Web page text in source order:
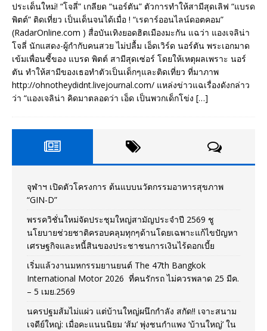
ประเด็นใหม่! “โจลี่” เกลียด “นอร์ตัน” ตัวการทำให้สามีสุดเลิฟ “แบรด
พิตต์” ติดเที่ยว เป็นเด็นจนได้เมื่อ ! “เรดาร์ออนไลน์ดอตคอม”
(RadarOnline.com ) สื่อบันเทิงยอดฮิตเมืองมะกัน แฉว่า แองเจลิน่า
โจลี่ นักแสดง-ผู้กำกับคนสวย ไม่ปลื้ม เอ็ดเวิร์ด นอร์ตัน พระเอกมาด
เข้มเพื่อนซี้ของ แบรด พิตต์ สามีสุดเซ่อร์ โดยให้เหตุผลเพราะ นอร์
ตัน ทำให้สามีของเธอทำตัวเป็นเด็กๆและติดเที่ยว ที่มาภาพ
http://ohnotheydidnt.livejournal.com/ แหล่งข่าวแฉเรื่องดังกล่าว
ว่า “แองเจลิน่า คิดมาตลอดว่า เอ็ด เป็นพวกเด็กโข่ง […]
จุฬาฯ เปิดตัวโครงการ ต้นแบบนวัตกรรมอาหารสุขภาพ
“GIN-D”
พรรควิชั่นใหม่จัดประชุมใหญ่สามัญประจำปี 2569 ชู
นโยบายช่วยชาติครอบคลุมทุกๆด้านโดยเฉพาะแก้ไขปัญหา
เศรษฐกิจและหนี้สินของประชาชนการเงินไร้ดอกเบี้ย
เริ่มแล้วงานมหกรรมยานยนต์ The 47th Bangkok
International Motor 2026 ที่คนรักรถ ไม่ควรพลาด 25 มีค.
– 5 เมย.2569
นครปฐมส้มไม่แผ่ว แต่บ้านใหญ่ผนึกกำลัง สกัด!! เจาะสนาม
เจดีย์ใหญ่: เมื่อคะแนนนิยม ‘ส้ม’ พุ่งชนกำแพง ‘บ้านใหญ่’ ใน